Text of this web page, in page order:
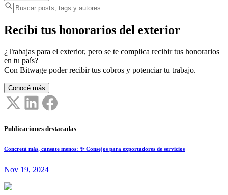
Recibí tus honorarios del exterior
¿Trabajas para el exterior, pero se te complica recibir tus honorarios
en tu país?
Con Bitwage poder recibir tus cobros y potenciar tu trabajo.
Conocé más
Publicaciones destacadas
Concretá más, cansate menos: ✨ Consejos para exportadores de servicios
Nov 19, 2024